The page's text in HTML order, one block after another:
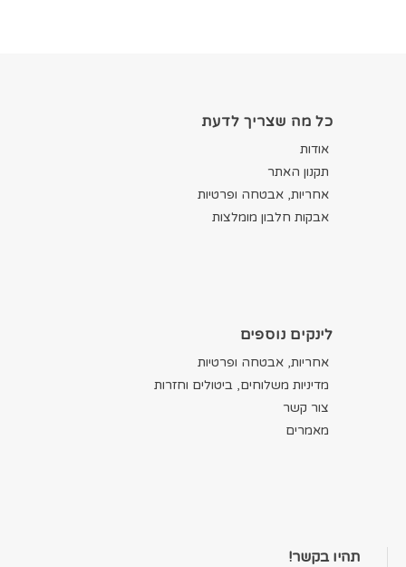
כל מה שצריך לדעת
אודות
תקנון האתר
אחריות, אבטחה ופרטיות
אבקות חלבון מומלצות
לינקים נוספים
אחריות, אבטחה ופרטיות
מדיניות משלוחים, ביטולים וחזרות
צור קשר
מאמרים
תהיו בקשר!